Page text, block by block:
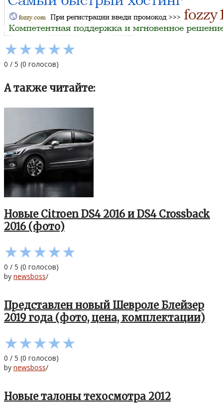
★★★★★
0 / 5 (0 голосов)
А также читайте:
Новые Citroen DS4 2016 и DS4 Crossback
2016 (фото)
★★★★★
0 / 5 (0 голосов)
by newsboss/
Представлен новый Шевроле Блейзер
2019 года (фото, цена, комплектации)
★★★★★
0 / 5 (0 голосов)
by newsboss/
Новые талоны техосмотра 2012